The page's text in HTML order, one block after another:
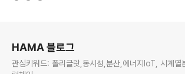
HAMA 블로그
관심키워드: 폴리글랏,동시성,분산,에너지IoT, 시계열분석,블